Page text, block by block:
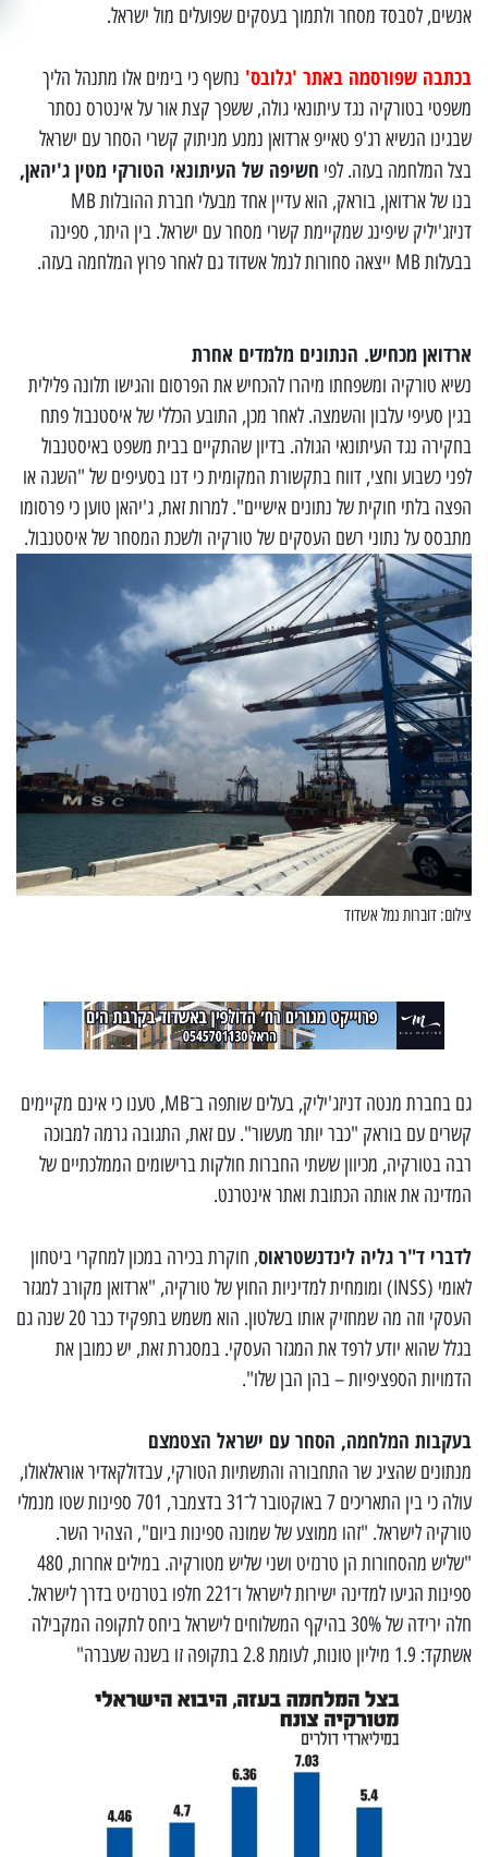
אנשים, לסבסד מסחר ולתמוך בעסקים שפועלים מול ישראל.
בכתבה שפורסמה באתר 'גלובס' נחשף כי בימים אלו מתנהל הליך
משפטי בטורקיה נגד עיתונאי גולה, ששפך קצת אור על אינטרס נסתר
שבגינו הנשיא רג'פ טאייפ ארדואן נמנע מניתוק קשרי הסחר עם ישראל
בצל המלחמה בעזה. לפי חשיפה של העיתונאי הטורקי מטין ג'יהאן,
בנו של ארדואן, בוראק, הוא עדיין אחד מבעלי חברת ההובלות MB
דניזג'יליק שיפינג שמקיימת קשרי מסחר עם ישראל. בין היתר, ספינה
בבעלות MB ייצאה סחורות לנמל אשדוד גם לאחר פרוץ המלחמה בעזה.
ארדואן מכחיש. הנתונים מלמדים אחרת
נשיא טורקיה ומשפחתו מיהרו להכחיש את הפרסום והגישו תלונה פלילית
בגין סעיפי עלבון והשמצה. לאחר מכן, התובע הכללי של איסטנבול פתח
בחקירה נגד העיתונאי הגולה. בדיון שהתקיים בבית משפט באיסטנבול
לפני כשבוע וחצי, דווח בתקשורת המקומית כי דנו בסעיפים של "השגה או
הפצה בלתי חוקית של נתונים אישיים". למרות זאת, ג'יהאן טוען כי פרסומו
מתבסס על נתוני רשם העסקים של טורקיה ולשכת המסחר של איסטנבול.
צילום: דוברות נמל אשדוד
גם בחברת מנטה דניזג'יליק, בעלים שותפה ב־MB, טענו כי אינם מקיימים
קשרים עם בוראק "כבר יותר מעשור". עם זאת, התגובה גרמה למבוכה
רבה בטורקיה, מכיוון ששתי החברות חולקות ברישומים הממלכתיים של
המדינה את אותה הכתובת ואתר אינטרנט.
לדברי ד"ר גליה לינדנשטראוס, חוקרת בכירה במכון למחקרי ביטחון
לאומי (INSS) ומומחית למדיניות החוץ של טורקיה, "ארדואן מקורב למגזר
העסקי וזה מה שמחזיק אותו בשלטון. הוא משמש בתפקיד כבר 20 שנה גם
בגלל שהוא יודע לרפד את המגזר העסקי. במסגרת זאת, יש כמובן את
הדמויות הספציפיות – בהן הבן שלו".
בעקבות המלחמה, הסחר עם ישראל הצטמצם
מנתונים שהציג שר התחבורה והתשתיות הטורקי, עבדולקאדיר אוראלאולו,
עולה כי בין התאריכים 7 באוקטובר ל־31 בדצמבר, 701 ספינות שטו מנמלי
טורקיה לישראל. "זהו ממוצע של שמונה ספינות ביום", הצהיר השר.
"שליש מהסחורות הן טרנזיט ושני שליש מטורקיה. במילים אחרות, 480
ספינות הגיעו למדינה ישירות לישראל ו־221 חלפו בטרנזיט בדרך לישראל.
חלה ירידה של 30% בהיקף המשלוחים לישראל ביחס לתקופה המקבילה
אשתקד: 1.9 מיליון טונות, לעומת 2.8 בתקופה זו בשנה שעברה"